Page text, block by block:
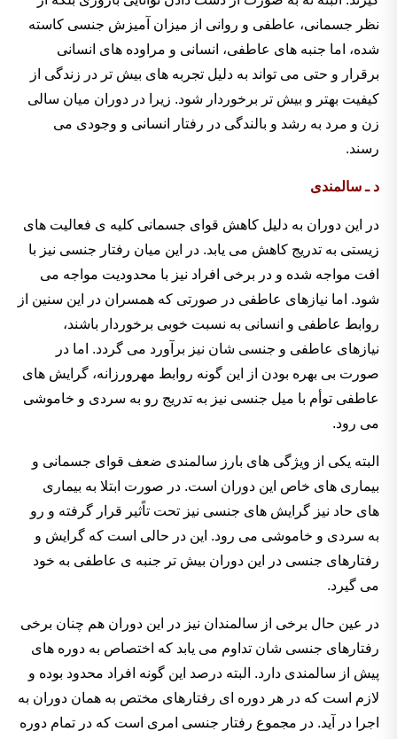
نظر جسمانی، عاطفی و روانی از میزان آمیزش جنسی کاسته
شده، اما جنبه های عاطفی، انسانی و مراوده های انسانی
برقرار و حتی می تواند به دلیل تجربه های بیش تر در زندگی از
کیفیت بهتر و بیش تر برخوردار شود. زیرا در دوران میان سالی
زن و مرد به رشد و بالندگی در رفتار انسانی و وجودی می
رسند.
د ـ سالمندی
در این دوران به دلیل کاهش قوای جسمانی کلیه ی فعالیت های
زیستی به تدریج کاهش می یابد. در این میان رفتار جنسی نیز با
افت مواجه شده و در برخی افراد نیز با محدودیت مواجه می
شود. اما نیازهای عاطفی در صورتی که همسران در این سنین از
روابط عاطفی و انسانی به نسبت خوبی برخوردار باشند،
نیازهای عاطفی و جنسی شان نیز برآورد می گردد. اما در
صورت بی بهره بودن از این گونه روابط مهرورزانه، گرایش های
عاطفی توأم با میل جنسی نیز به تدریج رو به سردی و خاموشی
می رود.
البته یکی از ویژگی های بارز سالمندی ضعف قوای جسمانی و
بیماری های خاص این دوران است. در صورت ابتلا به بیماری
های حاد نیز گرایش های جنسی نیز تحت تاًثیر قرار گرفته و رو
به سردی و خاموشی می رود. این در حالی است که گرایش و
رفتارهای جنسی در این دوران بیش تر جنبه ی عاطفی به خود
می گیرد.
در عین حال برخی از سالمندان نیز در این دوران هم چنان برخی
رفتارهای جنسی شان تداوم می یابد که اختصاص به دوره های
پیش از سالمندی دارد. البته درصد این گونه افراد محدود بوده و
لازم است که در هر دوره ای رفتارهای مختص به همان دوران به
اجرا در آید. در مجموع رفتار جنسی امری است که در تمام دوره